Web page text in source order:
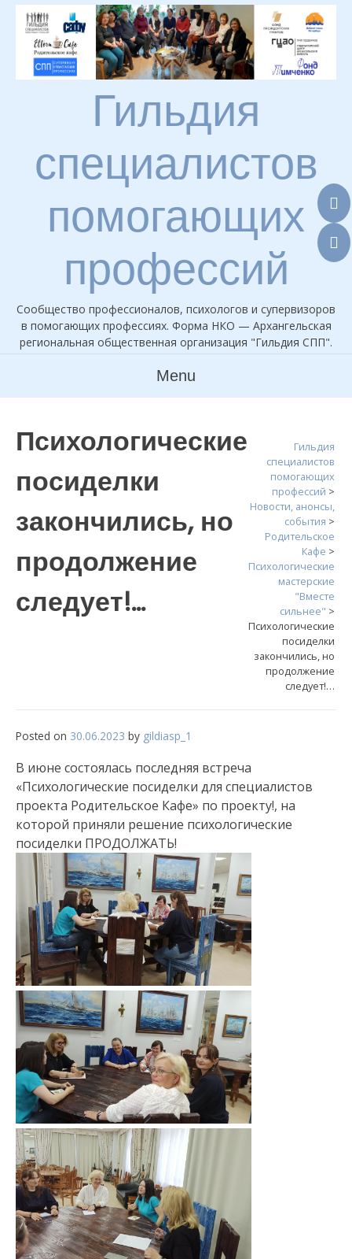
Skip
content
Гильдия
специалистов
помогающих
профессий
Сообщество профессионалов, психологов и супервизоров
в помогающих профессиях. Форма НКО — Архангельская
региональная общественная организация "Гильдия СПП".
Menu
Психологические
посиделки
закончились, но
продолжение
следует!…
Гильдия
специалистов
помогающих
профессий >
Новости, анонсы,
события >
Родительское
Кафе >
Психологические
мастерские
"Вместе
сильнее" >
Психологические
посиделки
закончились, но
продолжение
следует!…
Posted on 30.06.2023 by gildiasp_1
В июне состоялась последняя встреча
«Психологические посиделки для специалистов
проекта Родительское Кафе» по проекту!, на
которой приняли решение психологические
посиделки ПРОДОЛЖАТЬ!